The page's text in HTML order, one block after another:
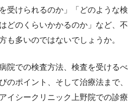
受けられるのか」「どのような検
どのくらいかかるのか」など、不
も多いのではないでしょうか。
院での検査方法、検査を受けるべ
のポイント、そして治療法まで、
イシークリニック上野院での診療